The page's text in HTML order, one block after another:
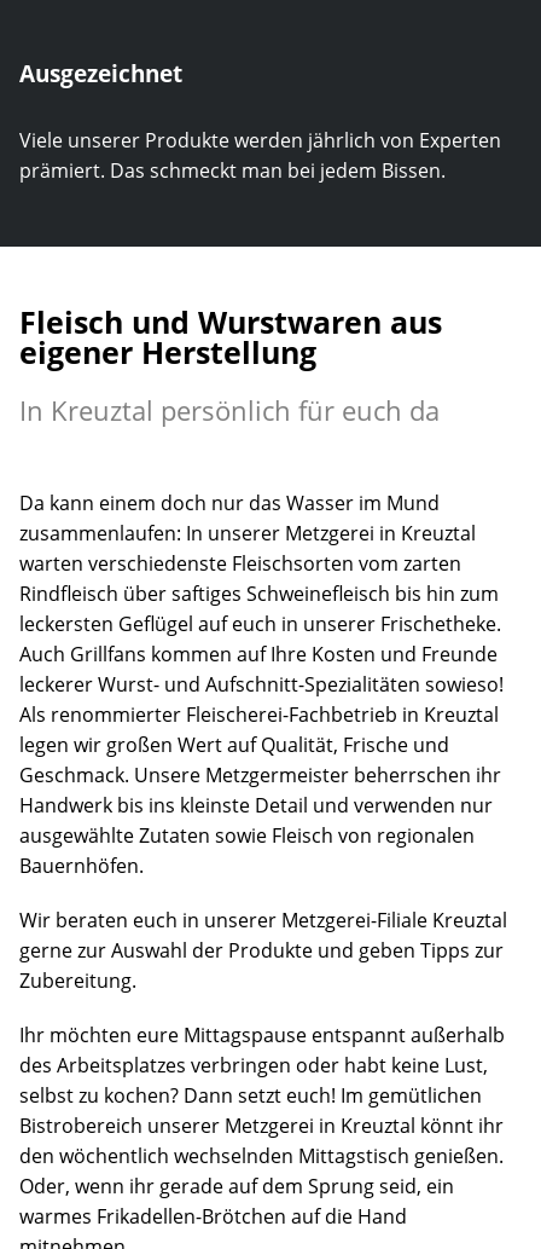
Ausgezeichnet
Viele unserer Produkte werden jährlich von Experten
prämiert. Das schmeckt man bei jedem Bissen.
Fleisch und Wurstwaren aus
eigener Herstellung
In Kreuztal persönlich für euch da
Da kann einem doch nur das Wasser im Mund
zusammenlaufen: In unserer Metzgerei in Kreuztal
warten verschiedenste Fleischsorten vom zarten
Rindfleisch über saftiges Schweinefleisch bis hin zum
leckersten Geflügel auf euch in unserer Frischetheke.
Auch Grillfans kommen auf Ihre Kosten und Freunde
leckerer Wurst- und Aufschnitt-Spezialitäten sowieso!
Als renommierter Fleischerei-Fachbetrieb in Kreuztal
legen wir großen Wert auf Qualität, Frische und
Geschmack. Unsere Metzgermeister beherrschen ihr
Handwerk bis ins kleinste Detail und verwenden nur
ausgewählte Zutaten sowie Fleisch von regionalen
Bauernhöfen.
Wir beraten euch in unserer Metzgerei-Filiale Kreuztal
gerne zur Auswahl der Produkte und geben Tipps zur
Zubereitung.
Ihr möchten eure Mittagspause entspannt außerhalb
des Arbeitsplatzes verbringen oder habt keine Lust,
selbst zu kochen? Dann setzt euch! Im gemütlichen
Bistrobereich unserer Metzgerei in Kreuztal könnt ihr
den wöchentlich wechselnden Mittagstisch genießen.
Oder, wenn ihr gerade auf dem Sprung seid, ein
warmes Frikadellen-Brötchen auf die Hand